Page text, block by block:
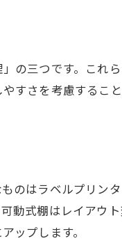
作業環境を快適に整え
慣化して精神的安定
整理が劇的に変わる
の三つです。これ
すさを考慮するこ
のはラベルプリン
動式棚はレイアウ
ップします。